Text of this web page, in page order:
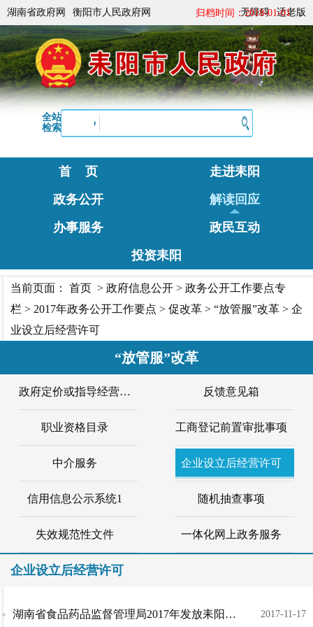
湖南省政府网 衡阳市人民政府网 无障碍 适老版
全站
检索
首 页
走进耒阳
政务公开
解读回应
办事服务
政民互动
投资耒阳
当前页面： 首页 > 政府信息公开 > 政务公开工作要点专
栏 > 2017年政务公开工作要点 > 促改革 > “放管服”改革 > 企
业设立后经营许可
“放管服”改革
政府定价或指导经营服... 反馈意见箱
职业资格目录 工商登记前置审批事项
中介服务 企业设立后经营许可
信用信息公示系统1 随机抽查事项
失效规范性文件 一体化网上政务服务
企业设立后经营许可
2017-11-17
湖南省食品药品监督管理局2017年发放耒阳市《食品生产许可证》企业名单
归档时间：2018-01-01